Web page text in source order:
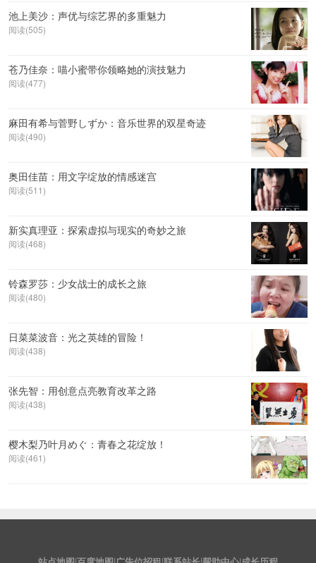
池上美沙：声优与综艺界的多重魅力
阅读(505)
苍乃佳奈：喵小蜜带你领略她的演技魅力
阅读(477)
麻田有希与菅野しずか：音乐世界的双星奇迹
阅读(490)
奥田佳苗：用文字绽放的情感迷宫
阅读(511)
新实真理亚：探索虚拟与现实的奇妙之旅
阅读(468)
铃森罗莎：少女战士的成长之旅
阅读(480)
日菜菜波音：光之英雄的冒险！
阅读(438)
张先智：用创意点亮教育改革之路
阅读(438)
樱木梨乃叶月めぐ：青春之花绽放！
阅读(461)